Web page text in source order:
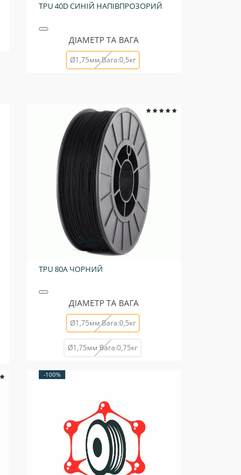
TPU 40D СИНІЙ НАПІВПРОЗОРИЙ
ДІАМЕТР ТА ВАГА
Ø1,75мм Вага:0,5кг
TPU 80A ЧОРНИЙ
ДІАМЕТР ТА ВАГА
Ø1,75мм Вага:0,5кг
Ø1,75мм Вага:0,75кг
-100%